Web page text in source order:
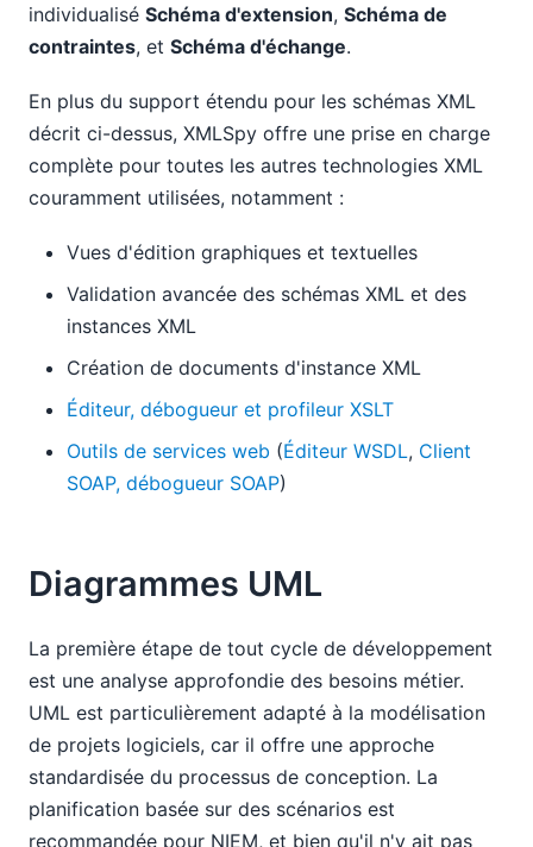
individualisé Schéma d'extension, Schéma de
contraintes, et Schéma d'échange.
En plus du support étendu pour les schémas XML
décrit ci-dessus, XMLSpy offre une prise en charge
complète pour toutes les autres technologies XML
couramment utilisées, notamment :
Vues d'édition graphiques et textuelles
Validation avancée des schémas XML et des
instances XML
Création de documents d'instance XML
Éditeur, débogueur et profileur XSLT
Outils de services web (Éditeur WSDL, Client
SOAP, débogueur SOAP)
Diagrammes UML
La première étape de tout cycle de développement
est une analyse approfondie des besoins métier.
UML est particulièrement adapté à la modélisation
de projets logiciels, car il offre une approche
standardisée du processus de conception. La
planification basée sur des scénarios est
recommandée pour NIEM, et bien qu'il n'y ait pas